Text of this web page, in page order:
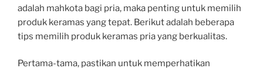
adalah mahkota bagi pria, maka penting untuk memilih
produk keramas yang tepat. Berikut adalah beberapa
tips memilih produk keramas pria yang berkualitas.
Pertama-tama, pastikan untuk memperhatikan